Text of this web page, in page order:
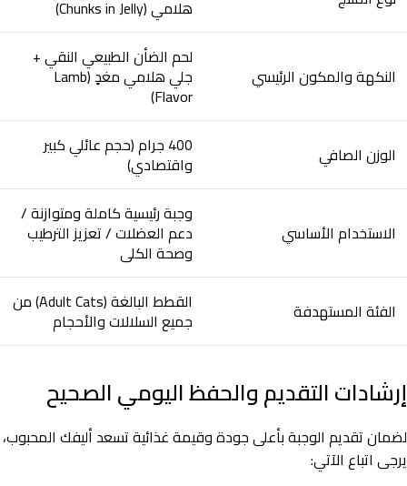
هلامي (Chunks in Jelly)
النكهة والمكون الرئيسي
لحم الضأن الطبيعي النقي +
جلي هلامي مغدٍ (Lamb
Flavor)
الوزن الصافي 400 جرام (حجم عائلي كبير
واقتصادي)
الاستخدام الأساسي
وجبة رئيسية كاملة ومتوازنة /
دعم العضلات / تعزيز الترطيب
وصحة الكلى
الفئة المستهدفة القطط البالغة (Adult Cats) من
جميع السلالات والأحجام
إرشادات التقديم والحفظ اليومي الصحيح
لضمان تقديم الوجبة بأعلى جودة وقيمة غذائية تسعد أليفك المحبوب،
يرجى اتباع الآتي: